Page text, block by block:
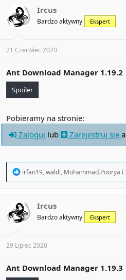
t
i
o
s
:
Ircus
Bardzo aktywny Ekspert
21 Czerwiec 2020
Ant Download Manager 1.19.2
Spoiler
Pobieramy na stronie:
Zaloguj lub Zarejestruj się
R
t
i
o
s
:
irfan19,waldi, Mohammad.Poorya i
Ircus
Bardzo aktywny Ekspert
29 Lipiec 2020
Ant Download Manager 1.19.3